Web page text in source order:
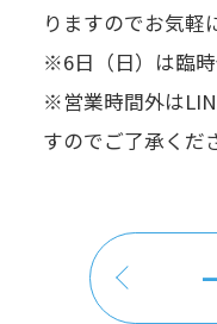
りますのでお気軽
※6日（日）は臨時
※営業時間外は
すのでご了承くだ